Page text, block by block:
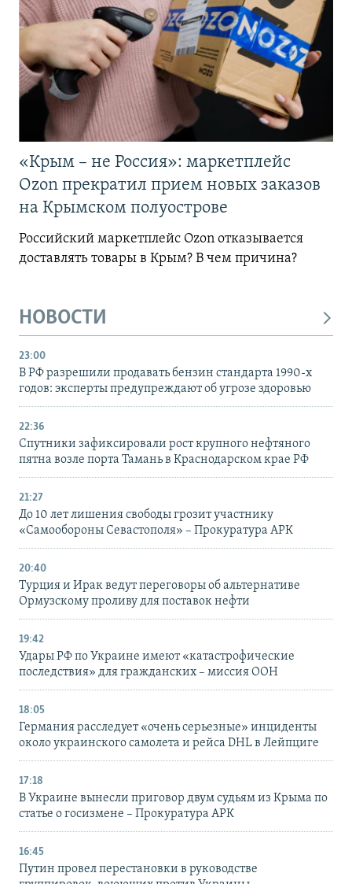
«Крым – не Россия»: маркетплейс
Ozon прекратил прием новых заказов
на Крымском полуострове
Российский маркетплейс Ozon отказывается
доставлять товары в Крым? В чем причина?
НОВОСТИ
23:00
В РФ разрешили продавать бензин стандарта 1990-х
годов: эксперты предупреждают об угрозе здоровью
22:36
Спутники зафиксировали рост крупного нефтяного
пятна возле порта Тамань в Краснодарском крае РФ
21:27
До 10 лет лишения свободы грозит участнику
«Самообороны Севастополя» – Прокуратура АРК
20:40
Турция и Ирак ведут переговоры об альтернативе
Ормузскому проливу для поставок нефти
19:42
Удары РФ по Украине имеют «катастрофические
последствия» для гражданских – миссия ООН
18:05
Германия расследует «очень серьезные» инциденты
около украинского самолета и рейса DHL в Лейпциге
17:18
В Украине вынесли приговор двум судьям из Крыма по
статье о госизмене – Прокуратура АРК
16:45
Путин провел перестановки в руководстве